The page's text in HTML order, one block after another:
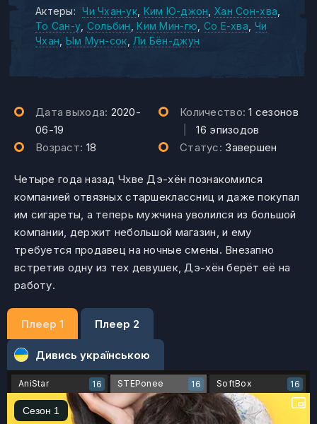
Актеры:
Чи Чхан-ук Ким Ю-джон Хан Сон-хва
То Сан-у Сольбин Ким Мин-гю Со Е-хва Чи
Чхан Ым Мун-сок Ли Бён-джун
Дата выхода: 2020-
06-19
Количество:1 сезонов
|16 эпизодов
Возраст: 18 Статус: Завершен
Четыре года назад Чхве Дэ-хён познакомился
компанией отвязных старшеклассниц и даже покупал
им сигареты, а теперь мужчина уволился из большой
компании, держит небольшой магазин, и ему
требуется продавец на ночные смены. Внезапно
встретив одну из тех девушек, Дэ-хён берёт её на
работу.
Плеер 1 Плеер 2
Дивись українською
AniStar 16 STEPonee 16 SoftBox 16